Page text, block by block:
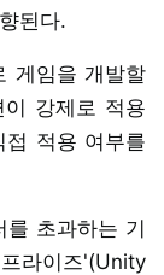
된다.
게임을 개발할
강제로 적용
적용 여부를
초과하는 기
이즈'(Unity